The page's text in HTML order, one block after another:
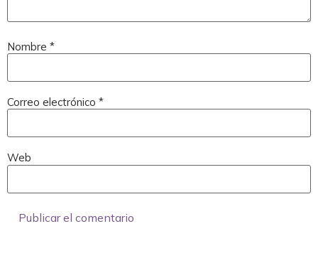
Nombre *
Correo electrónico *
Web